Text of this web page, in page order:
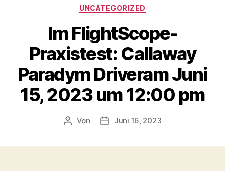
Deine
Plattform
für
Golfbegeisterte!
Kategorien
UNCATEGORIZED
Im FlightScope-
Praxistest: Callaway
Paradym Driveram Juni
15, 2023 um 12:00 pm
Beitragsautor
Von Veröffentlichungsdatum
Juni 16, 2023